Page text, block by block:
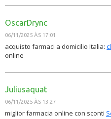
OscarDrync
06/11/2025 ÀS 17:01
acquisto farmaci a domicilio Italia:
online
Juliusaquat
06/11/2025 ÀS 13:27
miglior farmacia online con sconti